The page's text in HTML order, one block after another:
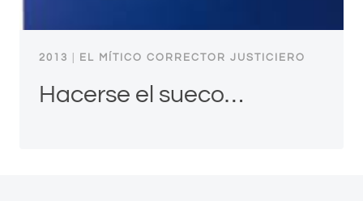
2013 EL MÍTICO CORRECTOR JUSTICIERO
Hacerse el sueco…